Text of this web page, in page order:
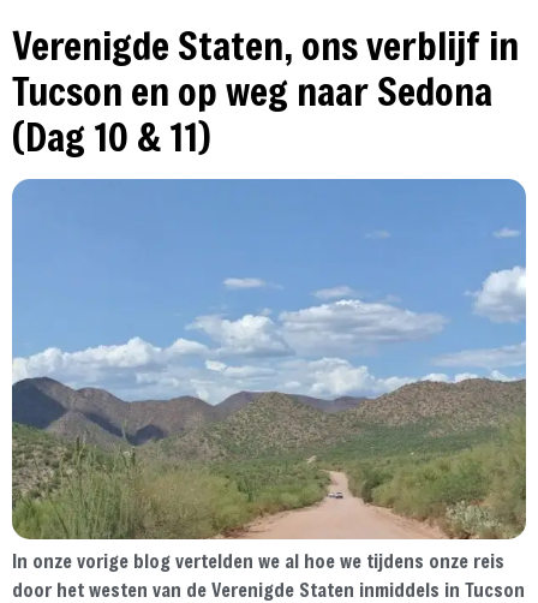
Verenigde Staten, ons verblijf in
Tucson en op weg naar Sedona
(Dag 10 & 11)
In onze vorige blog vertelden we al hoe we tijdens onze reis
door het westen van de Verenigde Staten inmiddels in Tucson